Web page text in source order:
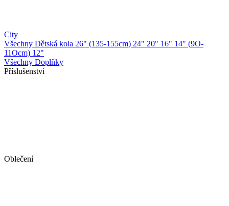
City
Všechny Dětská kola 26" (135-155cm) 24" 20" 16" 14" (9O-
11Ocm) 12"
Všechny Doplňky
Příslušenství
Oblečení